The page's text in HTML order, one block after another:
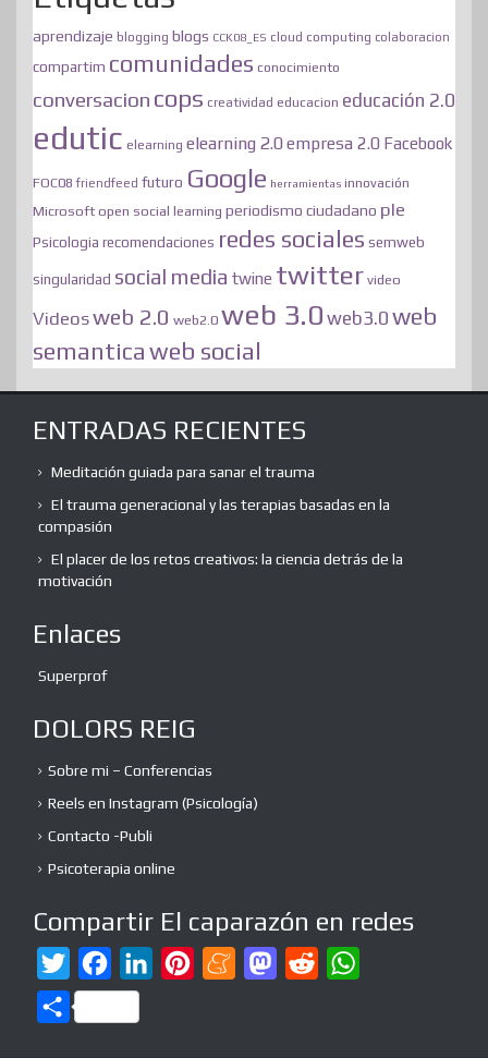
aprendizaje blogging blogs CCK08_ES cloud computing colaboracion
compartim comunidades conocimiento
conversacion cops creatividad educacion educación 2.0
edutic elearning elearning 2.0empresa 2.0 Facebook
FOC08 friendfeed futuro Google herramientas innovación
Microsoft open social learning periodismo ciudadano ple
Psicologia recomendaciones redes sociales semweb
singularidad social media twine twitter video
Videosweb 2.0 web2.0 web 3.0 web3.0 web
semantica web social
ENTRADAS RECIENTES
Meditación guiada para sanar el trauma
El trauma generacional y las terapias basadas en la
compasión
El placer de los retos creativos: la ciencia detrás de la
motivación
Enlaces
Superprof
DOLORS REIG
Sobre mi – Conferencias
Reels en Instagram (Psicología)
Contacto -Publi
Psicoterapia online
Compartir El caparazón en redes
w
a
c
M
M
C